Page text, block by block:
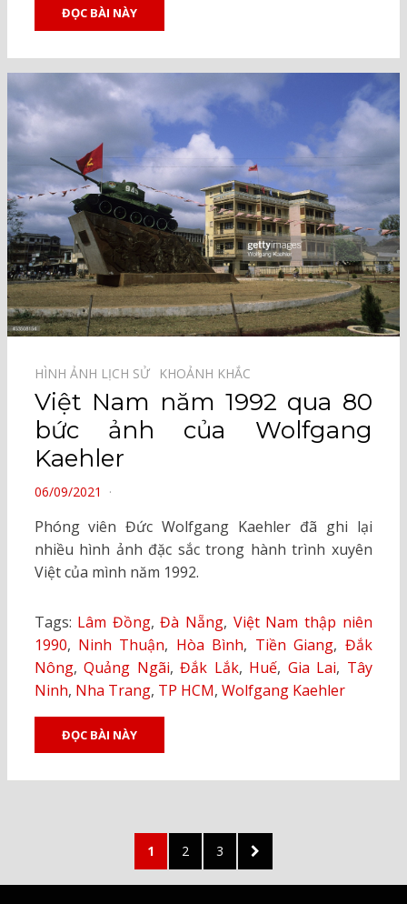
ĐỌC BÀI NÀY
HÌNH ẢNH LỊCH SỬ⠀ KHOẢNH KHẮC⠀
Việt Nam năm 1992 qua 80
bức ảnh của Wolfgang
Kaehler
POSTED
06/09/2021
Phóng viên Đức Wolfgang Kaehler đã ghi lại
nhiều hình ảnh đặc sắc trong hành trình xuyên
Việt của mình năm 1992.
Tags: Lâm Đồng,Đà Nẵng, Việt Nam thập niên
1990, Ninh Thuận, Hòa Bình, Tiền Giang, Đắk
Nông, Quảng Ngãi, Đắk Lắk, Huế, Gia Lai, Tây
Ninh, Nha Trang, TP HCM, Wolfgang Kaehler
ĐỌC BÀI NÀY
pagination
PAGE
1 PAGE
2 PAGE
3
NEXT
PAGE